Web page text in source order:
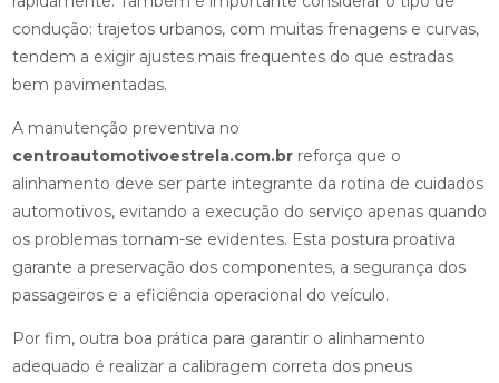
condução: trajetos urbanos, com muitas frenagens e curvas,
tendem a exigir ajustes mais frequentes do que estradas
bem pavimentadas.
A manutenção preventiva no
centroautomotivoestrela.com.brreforça que o
alinhamento deve ser parte integrante da rotina de cuidados
automotivos, evitando a execução do serviço apenas quando
os problemas tornam-se evidentes. Esta postura proativa
garante a preservação dos componentes, a segurança dos
passageiros e a eficiência operacional do veículo.
Por fim, outra boa prática para garantir o alinhamento
adequado é realizar a calibragem correta dos pneus